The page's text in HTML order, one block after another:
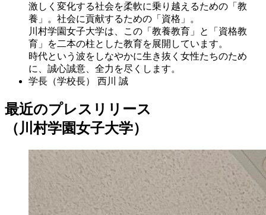
激しく変化する社会を柔軟に乗り越えるための「教
養」。社会に貢献するための「資格」。
川村学園女子大学は、この「教養教育」と「資格教
育」を二本の柱とした教育を展開しています。
時代という波をしなやかに生き抜く女性たちのため
に、誠心誠意、全力を尽くします。
学長（学校長）
西川 誠
最近のプレスリリース
（川村学園女子大学）